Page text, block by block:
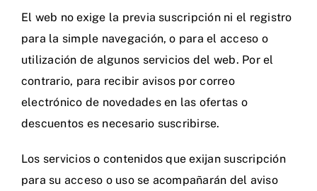
El web no exige la previa suscripción ni el registro
para la simple navegación, o para el acceso o
utilización de algunos servicios del web. Por el
contrario, para recibir avisos por correo
electrónico de novedades en las ofertas o
descuentos es necesario suscribirse.
Los servicios o contenidos que exijan suscripción
para su acceso o uso se acompañarán del aviso